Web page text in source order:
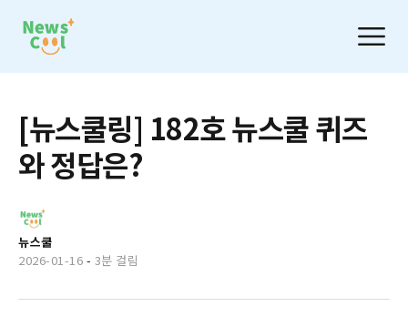
[뉴스쿨링] 182호 뉴스쿨 퀴즈
와 정답은?
뉴스쿨
2026-01-16 - 3분 걸림